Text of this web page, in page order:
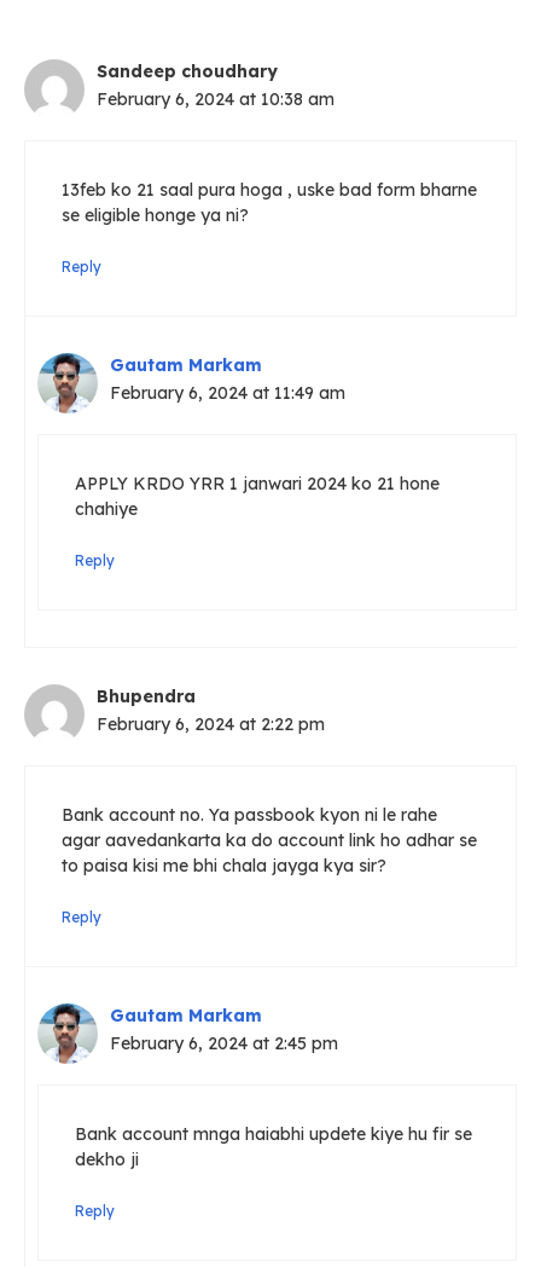
Sandeep choudhary
February 6, 2024 at 10:38 am
13feb ko 21 saal pura hoga , uske bad form bharne
se eligible honge ya ni?
Reply
Gautam Markam
February 6, 2024 at 11:49 am
APPLY KRDO YRR 1 janwari 2024 ko 21 hone
chahiye
Reply
Bhupendra
February 6, 2024 at 2:22 pm
Bank account no. Ya passbook kyon ni le rahe
agar aavedankarta ka do account link ho adhar se
to paisa kisi me bhi chala jayga kya sir?
Reply
Gautam Markam
February 6, 2024 at 2:45 pm
Bank account mnga haiabhi updete kiye hu fir se
dekho ji
Reply